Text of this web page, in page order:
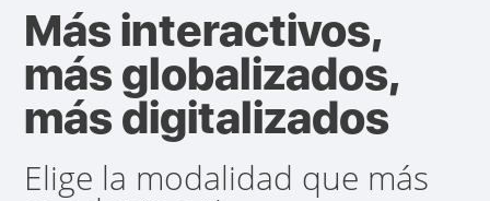
Más interactivos,
más globalizados,
más digitalizados
Elige la modalidad que más